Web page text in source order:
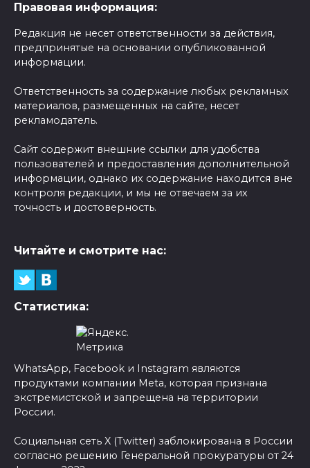
Правовая информация:
Редакция не несет ответственности за действия,
предпринятые на основании опубликованной
информации.
Ответственность за содержание любых рекламных
материалов, размещенных на сайте, несет
рекламодатель.
Сайт содержит внешние ссылки для удобства
пользователей и предоставления дополнительной
информации, однако их содержание находится вне
контроля редакции, и мы не отвечаем за их
точность и достоверность.
Читайте и смотрите нас:
Статистика:
WhatsApp, Facebook и Instagram являются
продуктами компании Meta, которая признана
экстремистской и запрещена на территории
России.
Социальная сеть X (Twitter) заблокирована в России
согласно решению Генеральной прокуратуры от 24